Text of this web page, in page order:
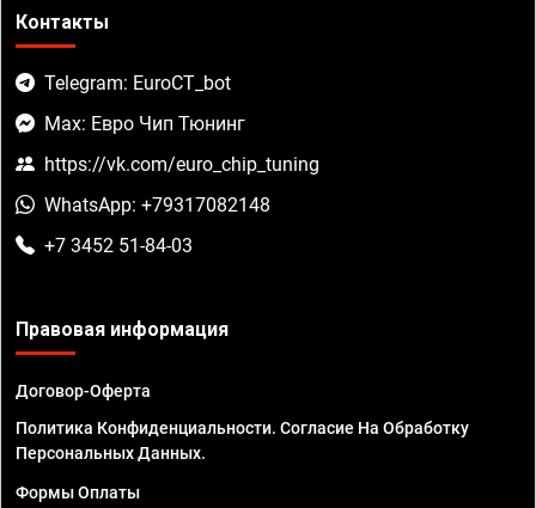
Контакты
Telegram: EuroCT_bot
Max: Евро Чип Тюнинг
https://vk.com/euro_chip_tuning
WhatsApp: +79317082148
+7 3452 51-84-03
Правовая информация
Договор-Оферта
Политика Конфиденциальности. Согласие На Обработку
Персональных Данных.
Формы Оплаты